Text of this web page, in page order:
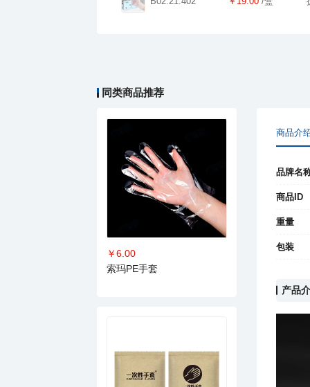
同类商品推荐
￥6.00
索玛PE手套
商品介
品牌名
商品ID
重量
包装
产品